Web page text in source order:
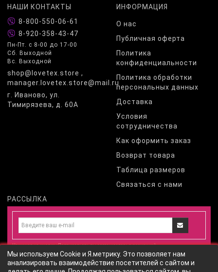
НАШИ КОНТАКТЫ
8-800-550-06-61
8-920-358-43-47
Пн-Пт. с 8-00 до 17-00
Сб. Выходной
Вс. Выходной
shop@lovetex.store ,
manager.lovetex.store@mail.ru
г. Иваново, ул.
Тимирязева, д. 60А
ИНФОРМАЦИЯ
О нас
Публичная оферта
Политика
конфиденциальности
Политика обработки
персональных данных
Доставка
Условия
сотрудничества
Как оформить заказ
Возврат товара
Таблица размеров
Связаться с нами
РАССЫЛКА
Нажимая на кнопку «Подписаться», вы соглашаетесь сполитикой
конфиденциальности и даетесогласие на обработку персональных
данныхсогласно политики обработки персональных данныхсайта
Мы используем Cookie и Я.метрику. Это позволяет нам
анализировать взаимодействие посетителей с сайтом и